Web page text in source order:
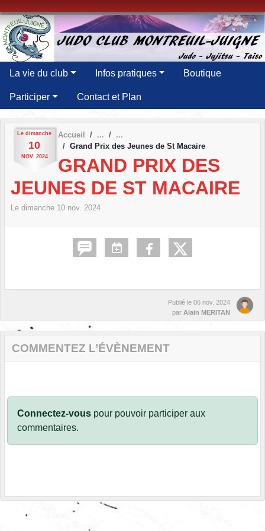
La vie du club Infos pratiques Boutique
Participer Contact et Plan
Le dimanche
10
NOV. 2024
Accueil
Grand Prix des Jeunes de St Macaire
GRAND PRIX DES
JEUNES DE ST MACAIRE
Le dimanche 10 nov. 2024
Publié le 06 nov. 2024
par Alain MERITAN
COMMENTEZ L’ÉVÈNEMENT
Connectez-vous pour pouvoir participer aux
commentaires.